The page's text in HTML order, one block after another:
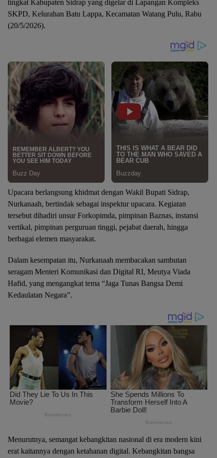
tingkat Kabupaten Sidrap yang digelar di Lapangan Kompleks
SKPD, Kelurahan Batu Lappa, Kecamatan Watang Pulu, Rabu
(20/5/2026).
Upacara berlangsung khidmat dengan Wakil Bupati Sidrap,
Nurkanaah, bertindak sebagai inspektur upacara. Kegiatan
tersebut dihadiri unsur Forkopimda, pimpinan Baznas, instansi
vertikal, pimpinan perguruan tinggi, pejabat daerah, hingga
berbagai elemen masyarakat.
Dalam kesempatan itu, Nurkanaah membacakan sambutan
seragam Menteri Komunikasi dan Digital RI, Meutya Viada
Hafid, yang mengangkat tema “Jaga Tunas Bangsa Demi
Kedaulatan Negara”.
Menurutnya, semangat kebangkitan nasional di era modern kini
erat kaitannya dengan ketahanan digital. Kebangkitan bangsa